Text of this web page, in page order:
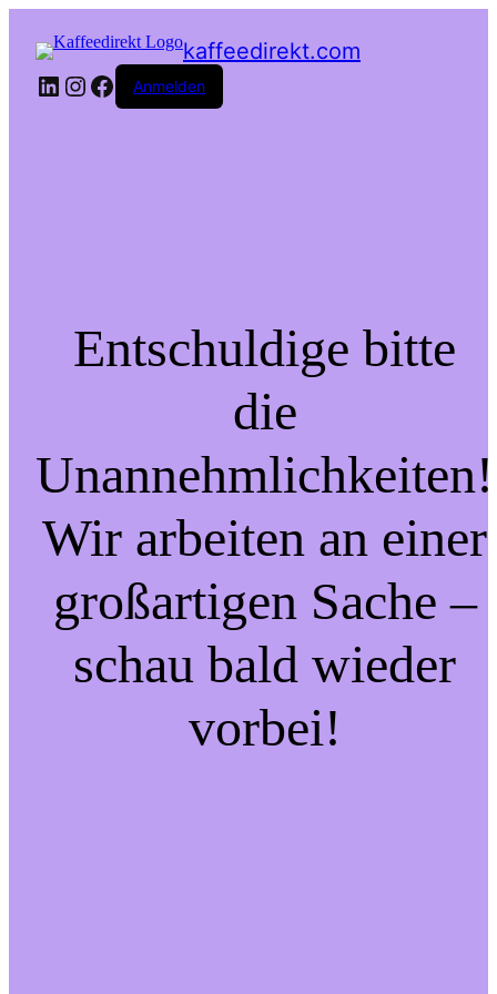
kaffeedirekt.com
LinkedIn
Instagram
Facebook
Anmelden
Entschuldige bitte
die
Unannehmlichkeiten!
Wir arbeiten an einer
großartigen Sache –
schau bald wieder
vorbei!